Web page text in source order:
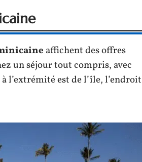
affichent des offres
un séjour tout compris, avec
l’extrémité est de l’île, l’endroit